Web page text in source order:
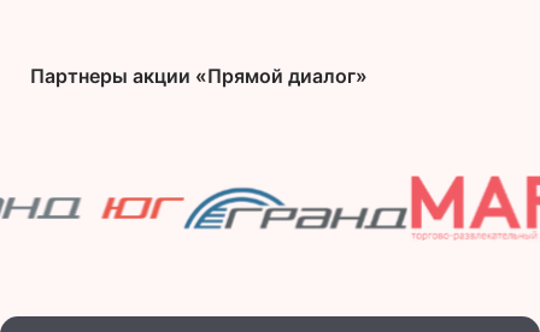
Партнеры акции «Прямой диалог»